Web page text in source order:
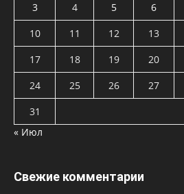
3
4 5 6
10
11 12 13
17
18 19 20
24
25 26 27
31
« Июл
Свежие комментарии